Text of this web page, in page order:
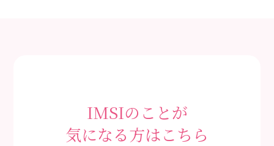
IMSIのことが
気になる方はこちら